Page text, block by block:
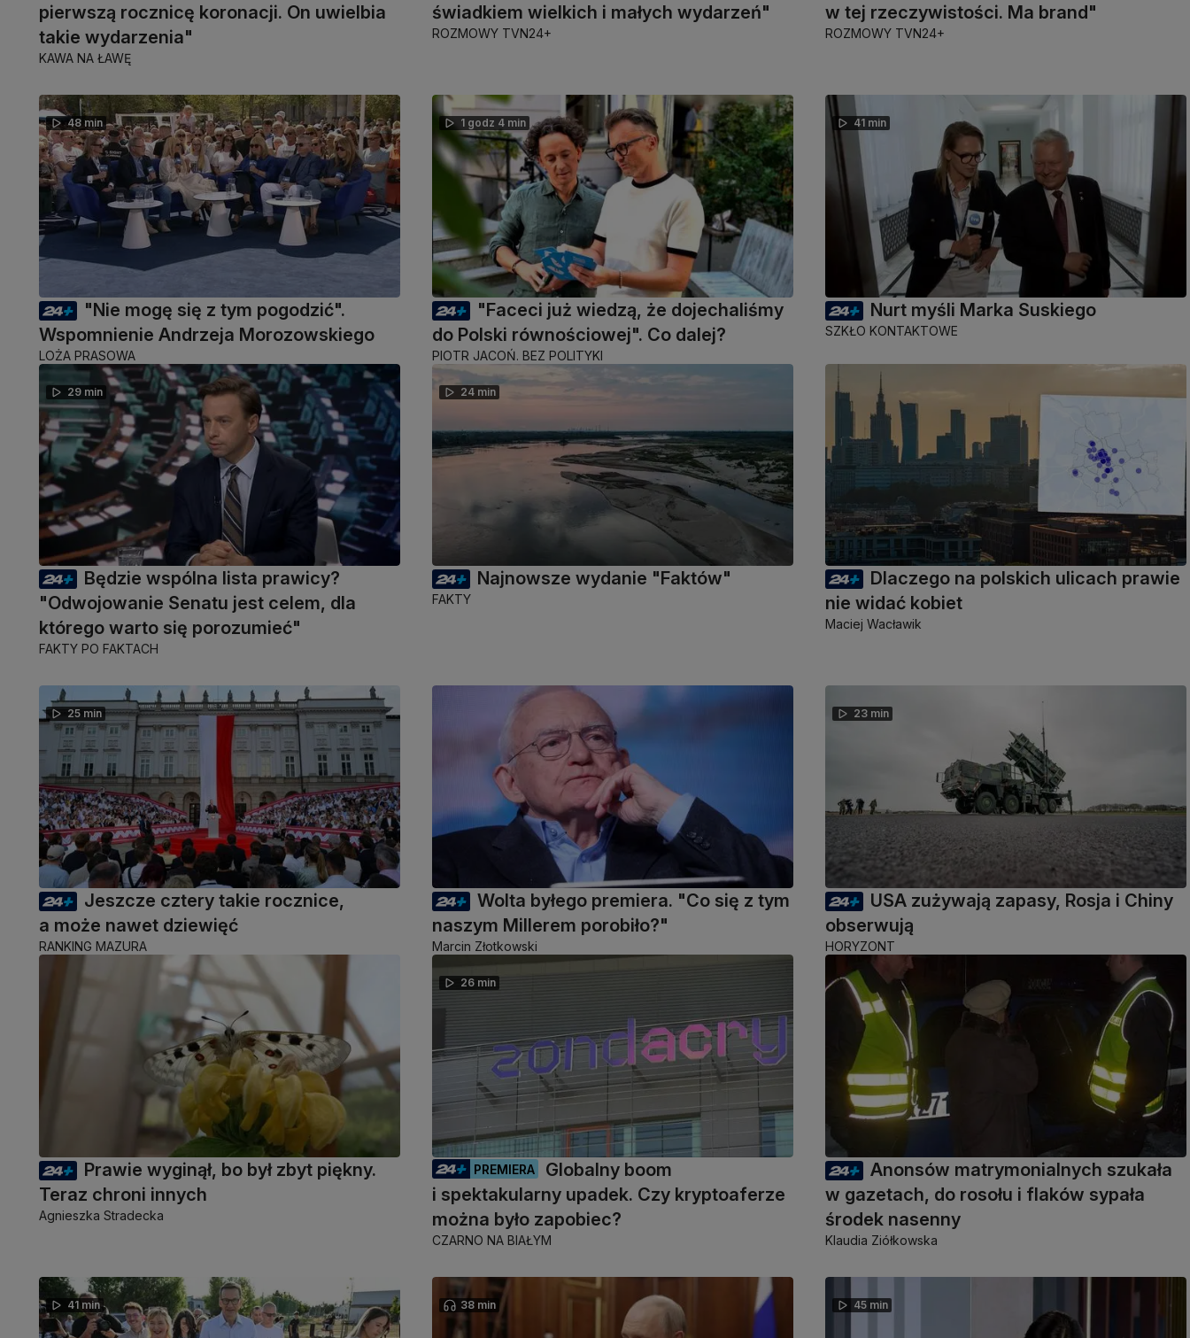
pierwszą rocznicę koronacji. On uwielbia
takie wydarzenia"
KAWA NA ŁAWĘ
świadkiem wielkich i małych wydarzeń"
ROZMOWY TVN24+
w tej rzeczywistości. Ma brand"
ROZMOWY TVN24+
48 min
"Nie mogę się z tym pogodzić".
Wspomnienie Andrzeja Morozowskiego
LOŻA PRASOWA
1 godz 4 min
"Faceci już wiedzą, że dojechaliśmy
do Polski równościowej". Co dalej?
PIOTR JACOŃ. BEZ POLITYKI
41 min
Nurt myśli Marka Suskiego
SZKŁO KONTAKTOWE
29 min
Będzie wspólna lista prawicy?
"Odwojowanie Senatu jest celem, dla
którego warto się porozumieć"
FAKTY PO FAKTACH
24 min
Najnowsze wydanie "Faktów"
FAKTY
Dlaczego na polskich ulicach prawie
nie widać kobiet
Maciej Wacławik
25 min
Jeszcze cztery takie rocznice,
a może nawet dziewięć
RANKING MAZURA
Wolta byłego premiera. "Co się z tym
naszym Millerem porobiło?"
Marcin Złotkowski
23 min
USA zużywają zapasy, Rosja i Chiny
obserwują
HORYZONT
Prawie wyginął, bo był zbyt piękny.
Teraz chroni innych
Agnieszka Stradecka
26 min
PREMIERA
Globalny boom
i spektakularny upadek. Czy kryptoaferze
można było zapobiec?
CZARNO NA BIAŁYM
Anonsów matrymonialnych szukała
w gazetach, do rosołu i flaków sypała
środek nasenny
Klaudia Ziółkowska
41 min 38 min 45 min